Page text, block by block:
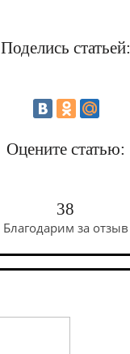
Поделись статьей:
Оцените статью:
38
Благодарим за отзыв